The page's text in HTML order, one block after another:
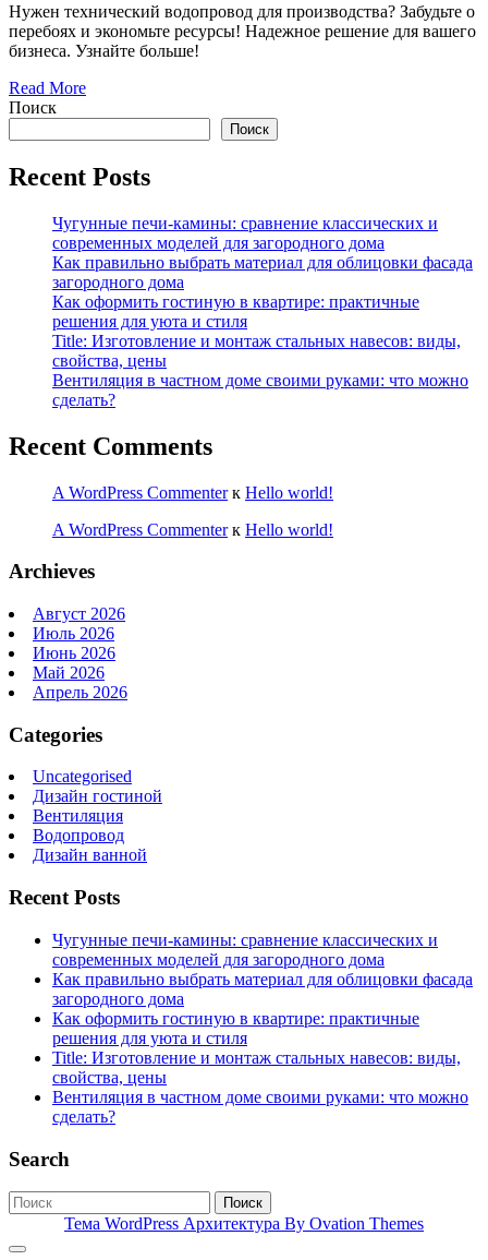
Нужен технический водопровод для производства? Забудьте о
перебоях и экономьте ресурсы! Надежное решение для вашего
бизнеса. Узнайте больше!
Read More
Поиск
Поиск
Recent Posts
Чугунные печи-камины: сравнение классических и
современных моделей для загородного дома
Как правильно выбрать материал для облицовки фасада
загородного дома
Как оформить гостиную в квартире: практичные
решения для уюта и стиля
Title: Изготовление и монтаж стальных навесов: виды,
свойства, цены
Вентиляция в частном доме своими руками: что можно
сделать?
Recent Comments
A WordPress Commenterк Hello world!
A WordPress Commenterк Hello world!
Archieves
Август 2026
Июль 2026
Июнь 2026
Май 2026
Апрель 2026
Categories
Uncategorised
Дизайн гостиной
Вентиляция
Водопровод
Дизайн ванной
Recent Posts
Чугунные печи-камины: сравнение классических и
современных моделей для загородного дома
Как правильно выбрать материал для облицовки фасада
загородного дома
Как оформить гостиную в квартире: практичные
решения для уюта и стиля
Title: Изготовление и монтаж стальных навесов: виды,
свойства, цены
Вентиляция в частном доме своими руками: что можно
сделать?
Search
Поиск
Тема WordPress Архитектура By Ovation Themes